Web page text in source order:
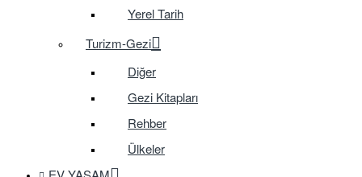
Yerel Tarih
Turizm-Gezi
Diğer
Gezi Kitapları
Rehber
Ülkeler